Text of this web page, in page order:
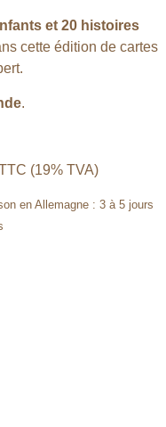
et 20 histoires
cette édition de cartes
.
(19% TVA)
en Allemagne : 3 à 5 jours